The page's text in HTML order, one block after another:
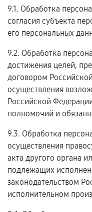
9.1. Обработка
согласия субъекта
его персональных
9.2. Обработка
достижения целей,
договором
осуществления
Российской
полномочий и
9.3. Обработка
осуществления
акта другого органа
подлежащих
законодательством
исполнительном